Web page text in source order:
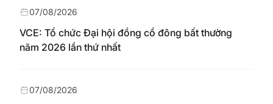
VCE: Tổ chức Đại hội đồng cổ đông bất thường
năm 2026 lần thứ nhất
07/08/2026
07/08/2026